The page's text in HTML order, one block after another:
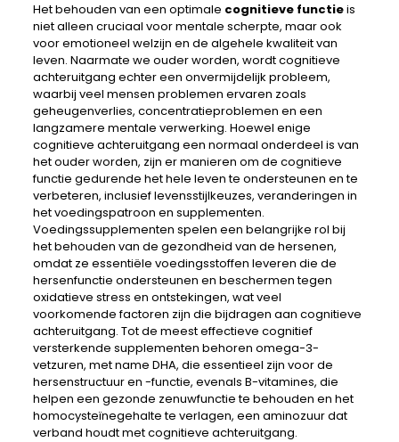
Het behouden van een optimale cognitieve functieis
niet alleen cruciaal voor mentale scherpte, maar ook
voor emotioneel welzijn en de algehele kwaliteit van
leven. Naarmate we ouder worden, wordt cognitieve
achteruitgang echter een onvermijdelijk probleem,
waarbij veel mensen problemen ervaren zoals
geheugenverlies, concentratieproblemen en een
langzamere mentale verwerking. Hoewel enige
cognitieve achteruitgang een normaal onderdeel is van
het ouder worden, zijn er manieren om de cognitieve
functie gedurende het hele leven te ondersteunen en te
verbeteren, inclusief levensstijlkeuzes, veranderingen in
het voedingspatroon en supplementen.
Voedingssupplementen spelen een belangrijke rol bij
het behouden van de gezondheid van de hersenen,
omdat ze essentiële voedingsstoffen leveren die de
hersenfunctie ondersteunen en beschermen tegen
oxidatieve stress en ontstekingen, wat veel
voorkomende factoren zijn die bijdragen aan cognitieve
achteruitgang. Tot de meest effectieve cognitief
versterkende supplementen behoren omega-3-
vetzuren, met name DHA, die essentieel zijn voor de
hersenstructuur en -functie, evenals B-vitamines, die
helpen een gezonde zenuwfunctie te behouden en het
homocysteïnegehalte te verlagen, een aminozuur dat
verband houdt met cognitieve achteruitgang.